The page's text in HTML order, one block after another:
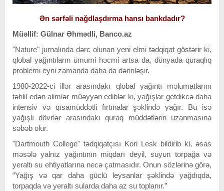
Ən sərfəli nağdlaşdırma hansı bankdadır?
Müəllif: Gülnar Əhmədli, Banco.az
"Nature" jurnalında dərc olunan yeni elmi tədqiqat göstərir ki,
qlobal yağıntıların ümumi həcmi artsa da, dünyada quraqlıq
problemi eyni zamanda daha da dərinləşir.
1980-2022-ci illər arasındakı qlobal yağıntı məlumatlarını
təhlil edən alimlər müəyyən ediblər ki, yağışlar getdikcə daha
intensiv və qısamüddətli fırtınalar şəklində yağır. Bu isə
yağışlı dövrlər arasındakı quraq müddətlərin uzanmasına
səbəb olur.
"Dartmouth College" tədqiqatçısı Kori Lesk bildirib ki, əsas
məsələ yalnız yağıntının miqdarı deyil, suyun torpağa və
yeraltı su ehtiyatlarına necə çatmasıdır. Onun sözlərinə görə,
“Yağış və qar daha güclü leysanlar şəklində yağdıqda,
torpaqda və yeraltı sularda daha az su toplanır.”